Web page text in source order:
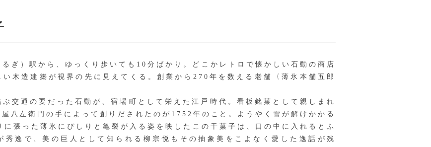
ぎ）駅から、ゆっくり歩いても10分ばかり。どこかレトロで懐かしい石動の商店
木造建築が視界の先に見えてくる。創業から270年を数える老舗〈薄氷本舗五郎
交通の要だった石動が、宿場町として栄えた江戸時代。看板銘菓として親しまれ
八左衛門の手によって創りだされたのが1752年のこと。ようやく雪が解けかかる
張った薄氷にぴしりと亀裂が入る姿を映したこの干菓子は、口の中に入れるとふ
秀逸で、美の巨人として知られる柳宗悦もその抽象美をこよなく愛した逸話が残